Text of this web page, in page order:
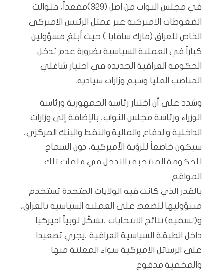
في مجلس النواب من اصل (٣٢٩)مقعداً، فتوالت
الضغوطات الاميركية عبر ممثل الرئيس الاميركي
الخاص للعراق (مارك سافايا ) حيث أبلغ مسؤولين
كباراً في العملية السياسية بضرورة عدم تدخل
الحكومة العراقية الجديدة في اختيار شاغلي
المناصب العليا وسبع وزارات سيادية.
وشدد على أن اختيار رئاسة الجمهورية ورئاسة
الوزراء ورئاسة مجلس النواب، بالإضافة إلى وزارات
الداخلية والدفاع والمالية والنفط والبنك المركزي،
سيكون خاضعاً للرؤية الأميركية، دون السماح
للحكومة المنتخبة بالتدخل في ملفات تلك
المواقع.
بالقدر الذي كانت فيه الولايات المتحدة تستخدم
مسؤوليها للضغط على العملية السياسية بالعراق،
و(تسفيه) نتائج الانتخابات ،تشكّل لوبياً اميركيا
داخل الطبقة السياسية العراقية ،يجري تصعيدا
على الرسائل الاميركية سواء المعلنة منها
والمخفية مدفوع